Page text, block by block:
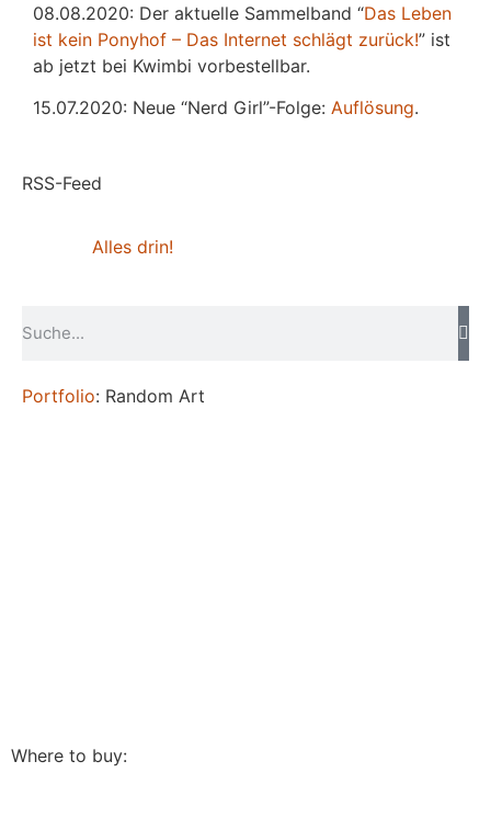
08.08.2020: Der aktuelle Sammelband “Das Leben
ist kein Ponyhof – Das Internet schlägt zurück!” ist
ab jetzt bei Kwimbi vorbestellbar.
15.07.2020: Neue “Nerd Girl”-Folge: Auflösung.
RSS-Feed
Alles drin!
Portfolio: Random Art
Where to buy: